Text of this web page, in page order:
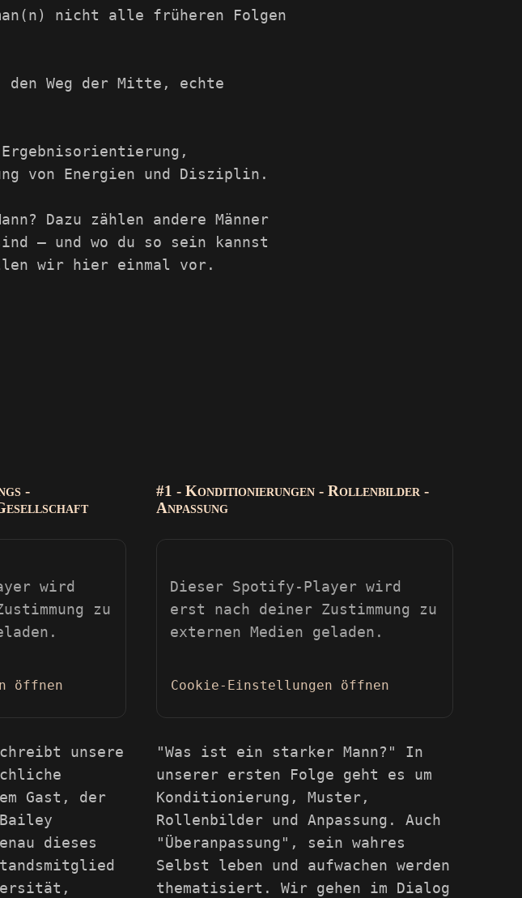
nicht alle früheren Folgen
den Weg der Mitte, echte
von Energien und Disziplin.
Dazu zählen andere Männer
– und wo du so sein kannst
wir hier einmal vor.
-
wird
zu
öffnen
unsere
Gast, der
dieses
#1 - Konditionierungen - Rollenbilder -
Anpassung
Dieser Spotify-Player wird
erst nach deiner Zustimmung zu
externen Medien geladen.
Cookie-Einstellungen öffnen
"Was ist ein starker Mann?" In
unserer ersten Folge geht es um
Konditionierung, Muster,
Rollenbilder und Anpassung. Auch
"Überanpassung", sein wahres
Selbst leben und aufwachen werden
thematisiert. Wir gehen im Dialog